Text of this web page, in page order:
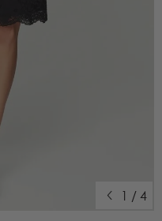
1 / 4